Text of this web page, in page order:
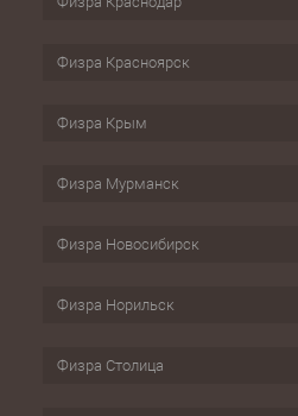
Физра Красноярск
Физра Крым
Физра Мурманск
Физра Новосибирск
Физра Норильск
Физра Столица